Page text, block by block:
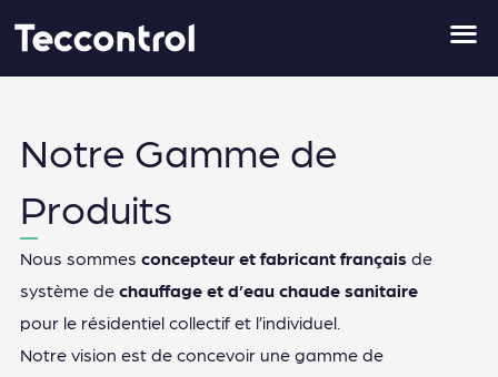
contenu
Notre Gamme de
Produits
Nous sommes concepteur et fabricant françaisde
système de chauffage et d’eau chaude sanitaire
pour le résidentiel collectif et l’individuel.
Notre vision est de concevoir une gamme de